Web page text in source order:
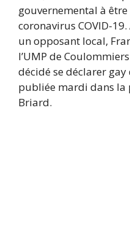
gouvernemental à
coronavirus COVID-
un opposant local,
l’UMP de
décidé se déclarer
publiée mardi dans la
Briard.